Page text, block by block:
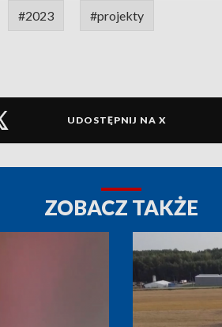
#2023 #projekty
UDOSTĘPNIJ NA X
ZOBACZ TAKŻE